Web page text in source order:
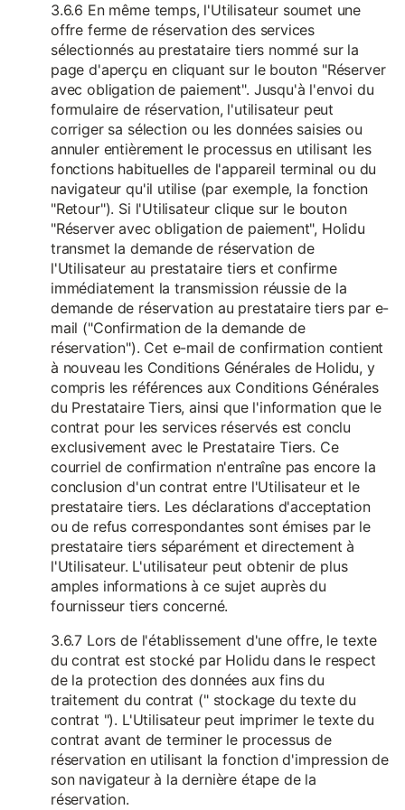
3.6.6 En même temps, l'Utilisateur soumet une
offre ferme de réservation des services
sélectionnés au prestataire tiers nommé sur la
page d'aperçu en cliquant sur le bouton "Réserver
avec obligation de paiement". Jusqu'à l'envoi du
formulaire de réservation, l'utilisateur peut
corriger sa sélection ou les données saisies ou
annuler entièrement le processus en utilisant les
fonctions habituelles de l'appareil terminal ou du
navigateur qu'il utilise (par exemple, la fonction
"Retour"). Si l'Utilisateur clique sur le bouton
"Réserver avec obligation de paiement", Holidu
transmet la demande de réservation de
l'Utilisateur au prestataire tiers et confirme
immédiatement la transmission réussie de la
demande de réservation au prestataire tiers par e-
mail ("Confirmation de la demande de
réservation"). Cet e-mail de confirmation contient
à nouveau les Conditions Générales de Holidu, y
compris les références aux Conditions Générales
du Prestataire Tiers, ainsi que l'information que le
contrat pour les services réservés est conclu
exclusivement avec le Prestataire Tiers. Ce
courriel de confirmation n'entraîne pas encore la
conclusion d'un contrat entre l'Utilisateur et le
prestataire tiers. Les déclarations d'acceptation
ou de refus correspondantes sont émises par le
prestataire tiers séparément et directement à
l'Utilisateur. L'utilisateur peut obtenir de plus
amples informations à ce sujet auprès du
fournisseur tiers concerné.
3.6.7 Lors de l'établissement d'une offre, le texte
du contrat est stocké par Holidu dans le respect
de la protection des données aux fins du
traitement du contrat (" stockage du texte du
contrat "). L'Utilisateur peut imprimer le texte du
contrat avant de terminer le processus de
réservation en utilisant la fonction d'impression de
son navigateur à la dernière étape de la
réservation.